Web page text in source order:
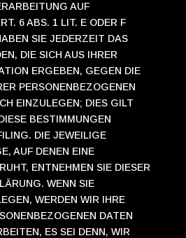
AUF
6 ABS. 1 LIT. E ODER F
SIE JEDERZEIT DAS
DIE SICH AUS IHRER
ERGEBEN, GEGEN DIE
PERSONENBEZOGENEN
EINZULEGEN; DIES GILT
BESTIMMUNGEN
DIE JEWEILIGE
AUF DENEN EINE
ENTNEHMEN SIE DIESER
WENN SIE
WERDEN WIR IHRE
DATEN
ES SEI DENN, WIR